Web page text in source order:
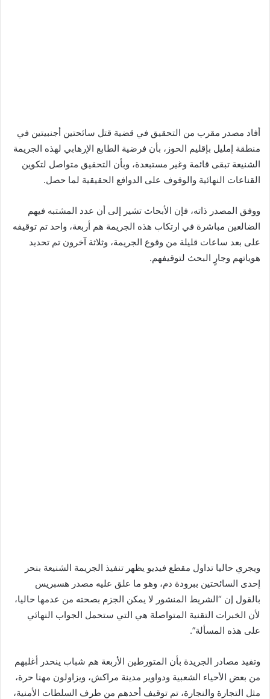
أفاد مصدر مقرب من التحقيق في قضية قتل سائحتين أجنبيتين في
منطقة إمليل بإقليم الحوز، بأن فرضية الطابع الإرهابي لهذه الجريمة
الشنيعة تبقى قائمة وغير مستبعدة، وبأن التحقيق متواصل لتكوين
القناعات النهائية والوقوف على الدوافع الحقيقية لما حصل.
ووفق المصدر ذاته، فإن الأبحاث تشير إلى أن عدد المشتبه فيهم
الضالعين مباشرة في ارتكاب هذه الجريمة هم أربعة، واحد تم توقيفه
على بعد ساعات قليلة من وقوع الجريمة، وثلاثة آخرون تم تحديد
هوياتهم وجارٍ البحث لتوقيفهم.
ويجري حاليا تداول مقطع فيديو يظهر تنفيذ الجريمة الشنيعة بنحر
إحدى السائحتين ببرودة دم، وهو ما علق عليه مصدر هسبريس
بالقول إن “الشريط المنشور لا يمكن الجزم بصحته من عدمها حاليا،
لأن الخبرات التقنية المتواصلة هي التي ستحمل الجواب النهائي
على هذه المسألة”.
وتفيد مصادر الجريدة بأن المتورطين الأربعة هم شباب ينحدر أغلبهم
من بعض الأحياء الشعبية ودواوير مدينة مراكش، ويزاولون مهنا حرة،
مثل التجارة والنجارة، تم توقيف أحدهم من طرف السلطات الأمنية،